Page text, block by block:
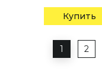
Купить
1 2